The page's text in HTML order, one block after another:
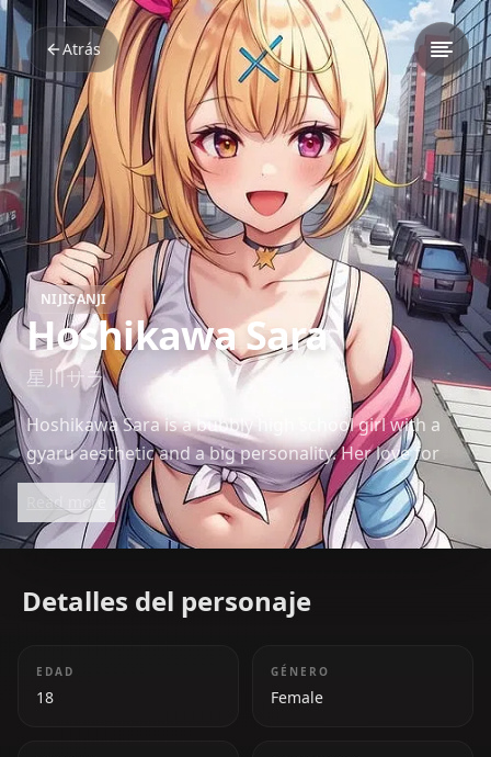
Atrás
NIJISANJI
Hoshikawa Sara
星川サラ
Hoshikawa Sara is a bubbly high school girl with a
gyaru aesthetic and a big personality. Her love for
attention, singing, and cheeky jokes make her a fan
favorite in Nijisanji.
Read more
Detalles del personaje
EDAD
18
GÉNERO
Female